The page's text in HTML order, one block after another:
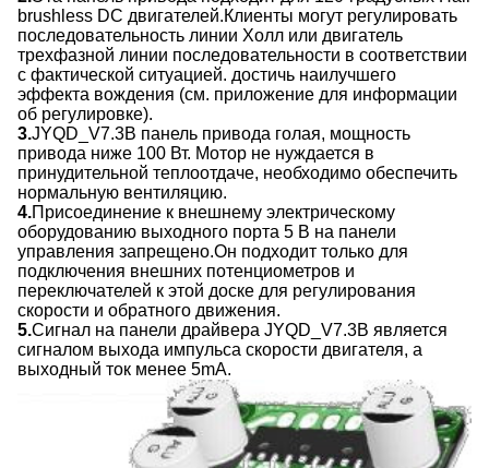
brushless DC двигателей.Клиенты могут регулировать
последовательность линии Холл или двигатель
трехфазной линии последовательности в соответствии
с фактической ситуацией. достичь наилучшего
эффекта вождения (см. приложение для информации
об регулировке).
3.JYQD_V7.3B панель привода голая, мощность
привода ниже 100 Вт. Мотор не нуждается в
принудительной теплоотдаче, необходимо обеспечить
нормальную вентиляцию.
4.Присоединение к внешнему электрическому
оборудованию выходного порта 5 В на панели
управления запрещено.Он подходит только для
подключения внешних потенциометров и
переключателей к этой доске для регулирования
скорости и обратного движения.
5.Сигнал на панели драйвера JYQD_V7.3B является
сигналом выхода импульса скорости двигателя, а
выходный ток менее 5mA.